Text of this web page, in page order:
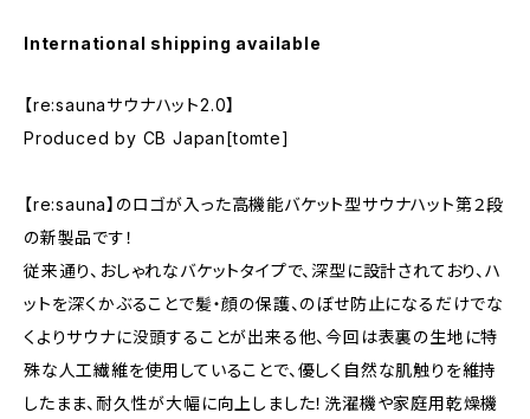
International shipping available
【re:saunaサウナハット2.0】
Produced by CB Japan[tomte]
【re:sauna】のロゴが入った高機能バケット型サウナハット第２段
の新製品です！
従来通り、おしゃれなバケットタイプで、深型に設計されており、ハ
ットを深くかぶることで髪・顔の保護、のぼせ防止になるだけでな
くよりサウナに没頭することが出来る他、今回は表裏の生地に特
殊な人工繊維を使用していることで、優しく自然な肌触りを維持
したまま、耐久性が大幅に向上しました！洗濯機や家庭用乾燥機